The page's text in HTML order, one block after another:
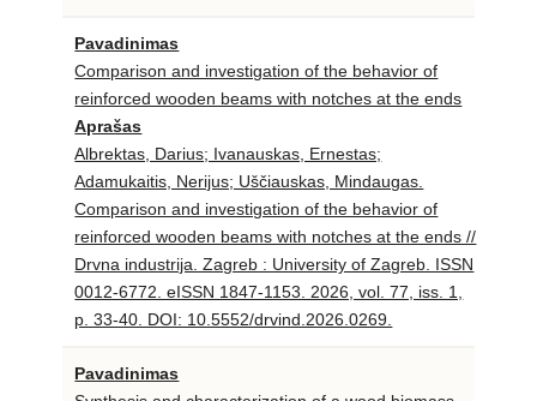
Pavadinimas
Comparison and investigation of the behavior of
reinforced wooden beams with notches at the ends
Aprašas
Albrektas, Darius; Ivanauskas, Ernestas;
Adamukaitis, Nerijus; Uščiauskas, Mindaugas.
Comparison and investigation of the behavior of
reinforced wooden beams with notches at the ends //
Drvna industrija. Zagreb : University of Zagreb. ISSN
0012-6772. eISSN 1847-1153. 2026, vol. 77, iss. 1,
p. 33-40. DOI: 10.5552/drvind.2026.0269.
Pavadinimas